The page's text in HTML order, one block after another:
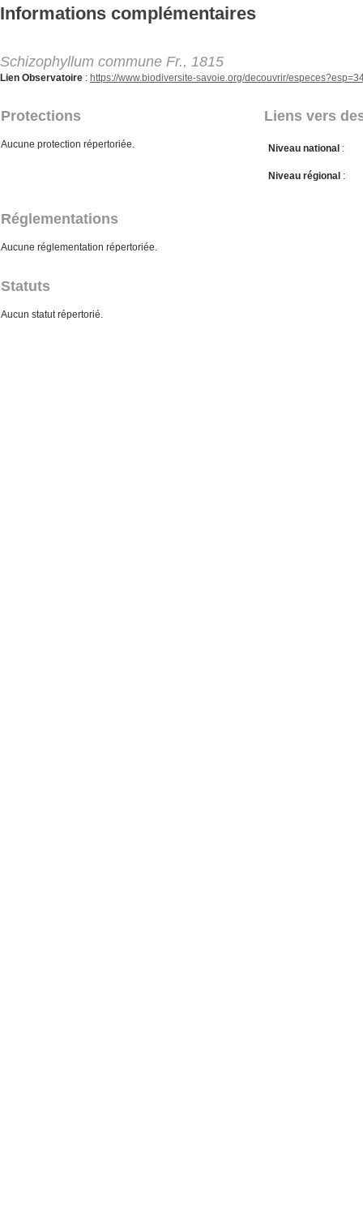
Aller au contenu principal
Informations complémentaires
Schizophyllum commune Fr., 1815
Lien Observatoire : https://www.biodiversite-savoie.org/decouvrir/
Protections Liens vers
Aucune protection répertoriée. Niveau national :
Niveau régional :
Réglementations
Aucune réglementation répertoriée.
Statuts
Aucun statut répertorié.